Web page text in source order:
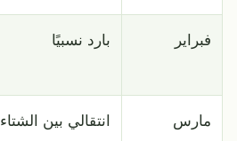
فبراير بارد نسبيًا
مارس
انتقالي بين الشتاء